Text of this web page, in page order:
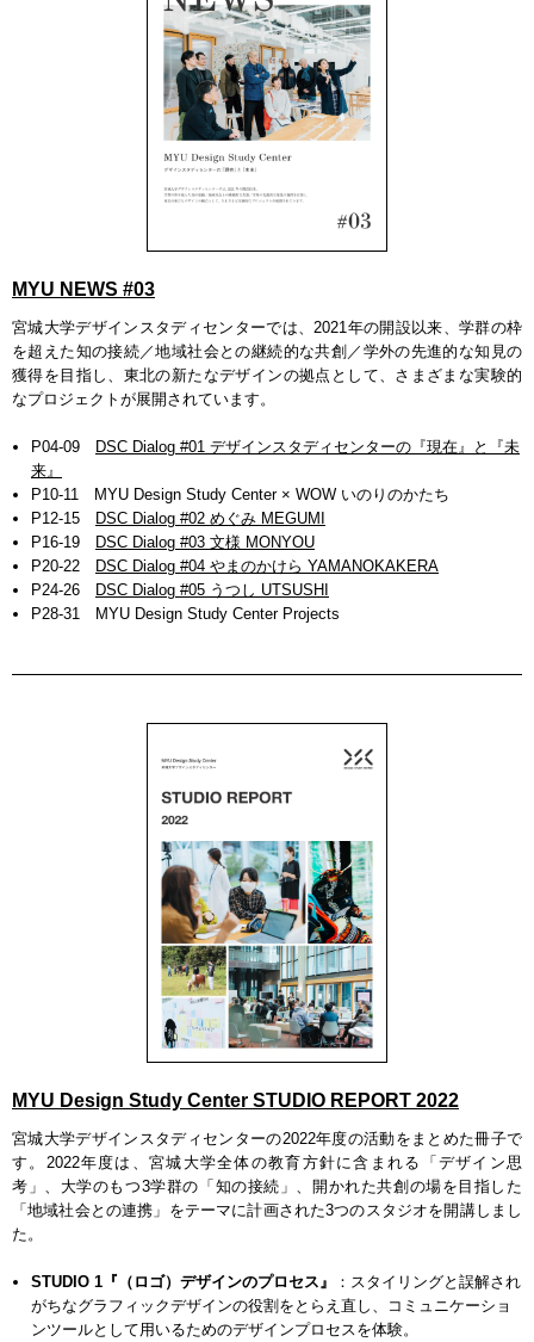
MYU NEWS #03
宮城大学デザインスタディセンターでは、2021年の開設以来、学群の枠
を超えた知の接続／地域社会との継続的な共創／学外の先進的な知見の
獲得を目指し、東北の新たなデザインの拠点として、さまざまな実験的
なプロジェクトが展開されています。
P04-09 DSC Dialog #01 デザインスタディセンターの『現在』と『未
来』
P10-11 MYU Design Study Center × WOW いのりのかたち
P12-15 DSC Dialog #02 めぐみ MEGUMI
P16-19 DSC Dialog #03 文様 MONYOU
P20-22 DSC Dialog #04 やまのかけら YAMANOKAKERA
P24-26 DSC Dialog #05 うつし UTSUSHI
P28-31 MYU Design Study Center Projects
MYU Design Study Center STUDIO REPORT 2022
宮城大学デザインスタディセンターの2022年度の活動をまとめた冊子で
す。2022年度は、宮城大学全体の教育方針に含まれる「デザイン思
考」、大学のもつ3学群の「知の接続」、開かれた共創の場を目指した
「地域社会との連携」をテーマに計画された3つのスタジオを開講しまし
た。
STUDIO 1『（ロゴ）デザインのプロセス』
：スタイリングと誤解され
がちなグラフィックデザインの役割をとらえ直し、コミュニケーショ
ンツールとして用いるためのデザインプロセスを体験。